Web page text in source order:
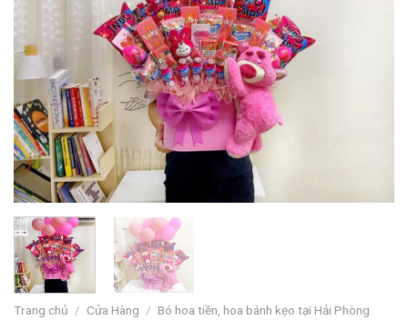
Trang chủ / Cửa Hàng / Bó hoa tiền, hoa bánh kẹo tại Hải Phòng